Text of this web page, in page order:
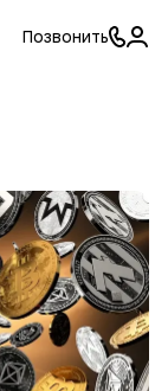
Позвонить